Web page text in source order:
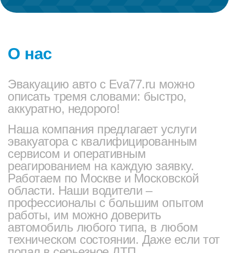
О нас
Эвакуацию авто с Eva77.ru можно
описать тремя словами: быстро,
аккуратно, недорого!
Наша компания предлагает услуги
эвакуатора с квалифицированным
сервисом и оперативным
реагированием на каждую заявку.
Работаем по Москве и Московской
области. Наши водители –
профессионалы с большим опытом
работы, им можно доверить
автомобиль любого типа, в любом
техническом состоянии. Даже если тот